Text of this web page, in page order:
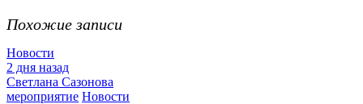
Похожие записи
Новости
2 дня назад
Светлана Сазонова
мероприятие Новости